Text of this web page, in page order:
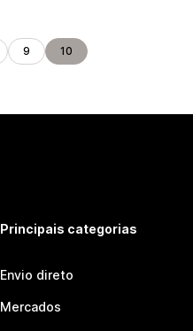
9 10
Principais categorias
Envio direto
Mercados